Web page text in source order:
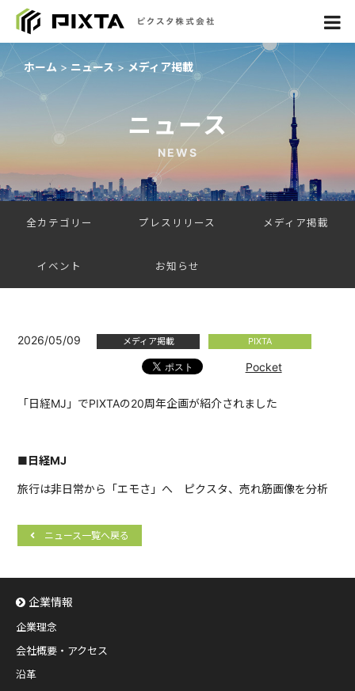
ホーム ニュース メディア掲載
ニュース
NEWS
全カテゴリー プレスリリース メディア掲載
イベント お知らせ
2026/05/09 メディア掲載 PIXTA
Pocket
「日経MJ」でPIXTAの20周年企画が紹介されました
■日経MJ
旅行は非日常から「エモさ」へ ピクスタ、売れ筋画像を分析
ニュース一覧へ戻る
企業情報
企業理念
会社概要・アクセス
沿革